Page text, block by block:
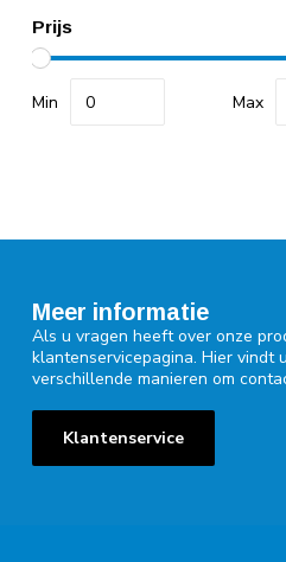
Prijs
Min Max
Meer informatie
Als u vragen heeft over onze
klantenservicepagina. Hier vindt
verschillende manieren om
Klantenservice